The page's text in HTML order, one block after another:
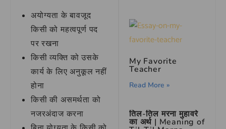
अयोग्यता के बावजूद
किसी को महत्वपूर्ण पद
पर रखना
किसी व्यक्ति को उसके
कार्य के लिए अनुकूल नहीं
होना
किसी की असमर्थता को
नजरअंदाज करना
My Favorite
Teacher
Read More »
तिल-तिल मरना मुहावरे
का अर्थ | Meaning of